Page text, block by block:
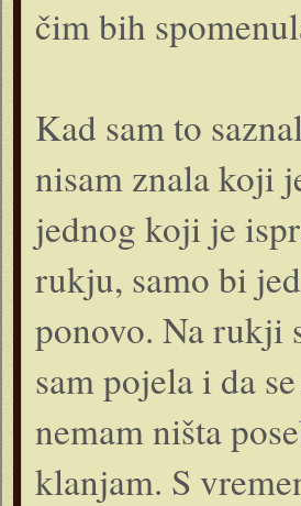
čim bih
Kad sam to
nisam znala koji
jednog koji je
rukju, samo bi
ponovo. Na rukji
sam pojela i da
nemam ništa
klanjam. S